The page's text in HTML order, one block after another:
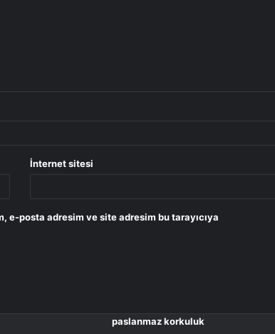
İnternet sitesi
e-posta adresim ve site adresim bu tarayıcıya
paslanmaz korkuluk